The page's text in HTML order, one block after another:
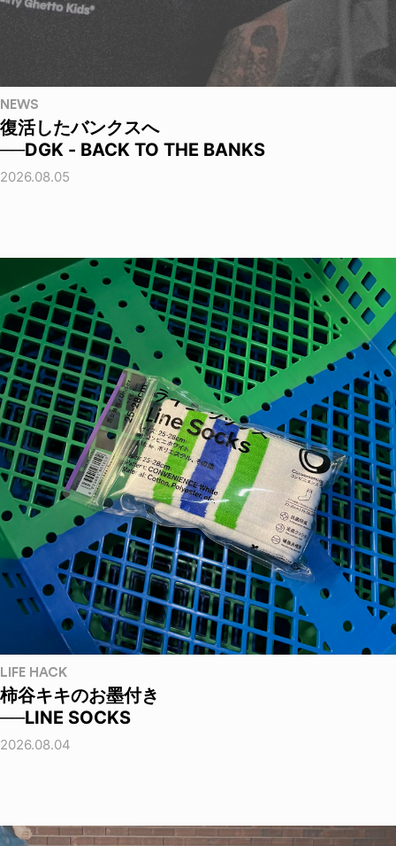
NEWS
復活したバンクスへ
──DGK - BACK TO THE BANKS
2026.08.05
LIFE HACK
柿谷キキのお墨付き
──LINE SOCKS
2026.08.04